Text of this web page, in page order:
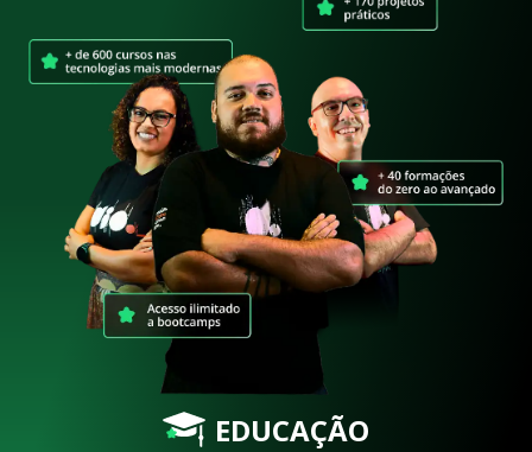
EDUCAÇÃO